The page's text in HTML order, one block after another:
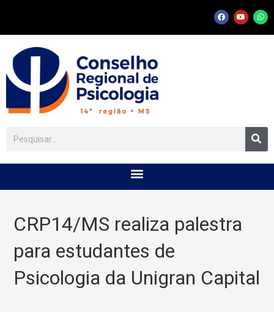
CRP14/MS realiza palestra
para estudantes de
Psicologia da Unigran Capital